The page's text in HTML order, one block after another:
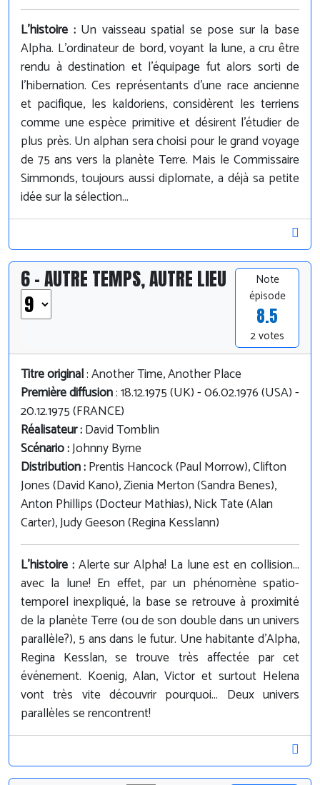
L'histoire : Un vaisseau spatial se pose sur la base
Alpha. L'ordinateur de bord, voyant la lune, a cru être
rendu à destination et l'équipage fut alors sorti de
l'hibernation. Ces représentants d'une race ancienne
et pacifique, les kaldoriens, considèrent les terriens
comme une espèce primitive et désirent l'étudier de
plus près. Un alphan sera choisi pour le grand voyage
de 75 ans vers la planète Terre. Mais le Commissaire
Simmonds, toujours aussi diplomate, a déjà sa petite
idée sur la sélection...
6 - AUTRE TEMPS, AUTRE LIEU
Note
épisode
8.5
2 votes
Titre original: Another Time, Another Place
Première diffusion: 18.12.1975 (UK) - 06.02.1976 (USA) -
20.12.1975 (FRANCE)
Réalisateur :David Tomblin
Scénario :Johnny Byrne
Distribution :Prentis Hancock (Paul Morrow), Clifton
Jones (David Kano), Zienia Merton (Sandra Benes),
Anton Phillips (Docteur Mathias), Nick Tate (Alan
Carter), Judy Geeson (Regina Kesslann)
L'histoire : Alerte sur Alpha! La lune est en collision...
avec la lune! En effet, par un phénomène spatio-
temporel inexpliqué, la base se retrouve à proximité
de la planète Terre (ou de son double dans un univers
parallèle?), 5 ans dans le futur. Une habitante d'Alpha,
Regina Kesslan, se trouve très affectée par cet
événement. Koenig, Alan, Victor et surtout Helena
vont très vite découvrir pourquoi... Deux univers
parallèles se rencontrent!